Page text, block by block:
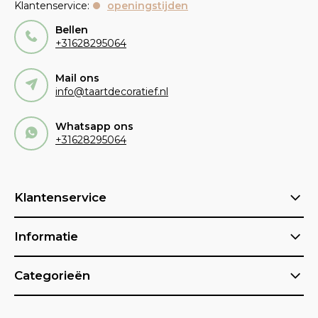
Klantenservice:
openingstijden
Bellen
+31628295064
Mail ons
info@taartdecoratief.nl
Whatsapp ons
+31628295064
Klantenservice
Informatie
Categorieën